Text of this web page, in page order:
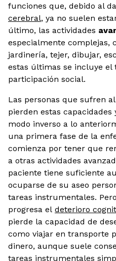
funciones que, debido al
cerebral, ya no suelen
último, las actividades
especialmente complejas,
jardinería, tejer, dibujar,
estas últimas se incluye el
participación social.
Las personas que sufren
pierden estas capacidades
modo inverso a lo
una primera fase de la
comienza por tener que
a otras actividades
paciente tiene suficiente
ocuparse de su aseo
tareas instrumentales.
progresa el deterioro
pierde la capacidad de
como viajar en transporte
dinero, aunque suele
tareas instrumentales